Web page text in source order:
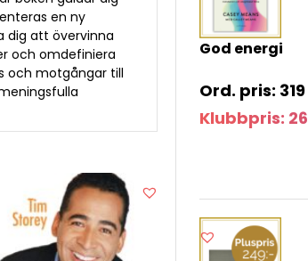
en ny
att övervinna
och omdefiniera
och motgångar till
God energi
319
Klubbpris: